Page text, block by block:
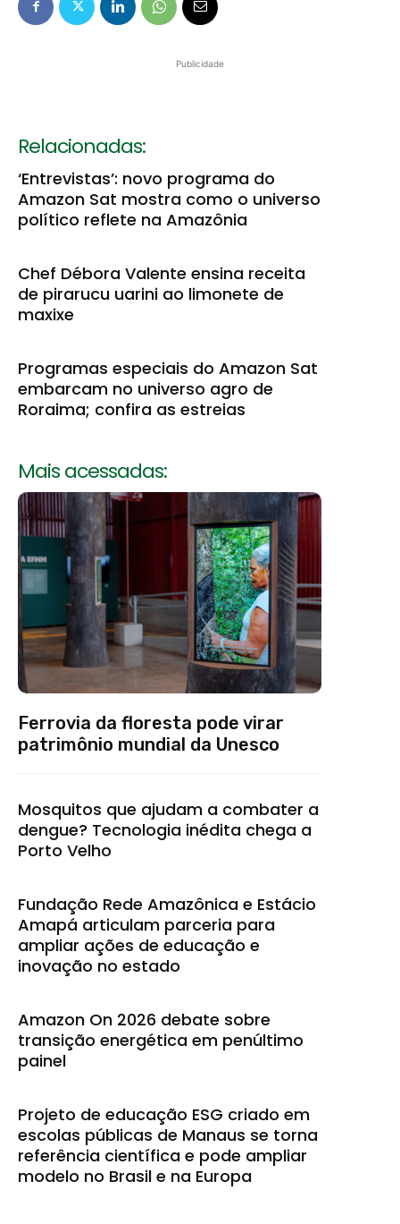
Publicidade
Relacionadas:
‘Entrevistas’: novo programa do
Amazon Sat mostra como o universo
político reflete na Amazônia
Chef Débora Valente ensina receita
de pirarucu uarini ao limonete de
maxixe
Programas especiais do Amazon Sat
embarcam no universo agro de
Roraima; confira as estreias
Mais acessadas:
Ferrovia da floresta pode virar
patrimônio mundial da Unesco
Mosquitos que ajudam a combater a
dengue? Tecnologia inédita chega a
Porto Velho
Fundação Rede Amazônica e Estácio
Amapá articulam parceria para
ampliar ações de educação e
inovação no estado
Amazon On 2026 debate sobre
transição energética em penúltimo
painel
Projeto de educação ESG criado em
escolas públicas de Manaus se torna
referência científica e pode ampliar
modelo no Brasil e na Europa